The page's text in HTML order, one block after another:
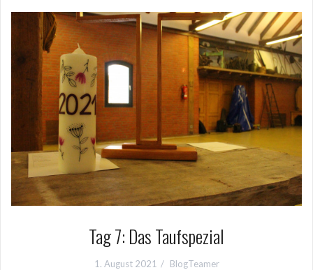
Tag 7: Das Taufspezial
1. August 2021 BlogTeamer